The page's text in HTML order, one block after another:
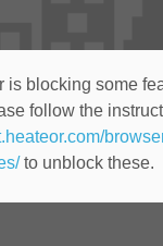
is blocking some
follow the
to unblock these.